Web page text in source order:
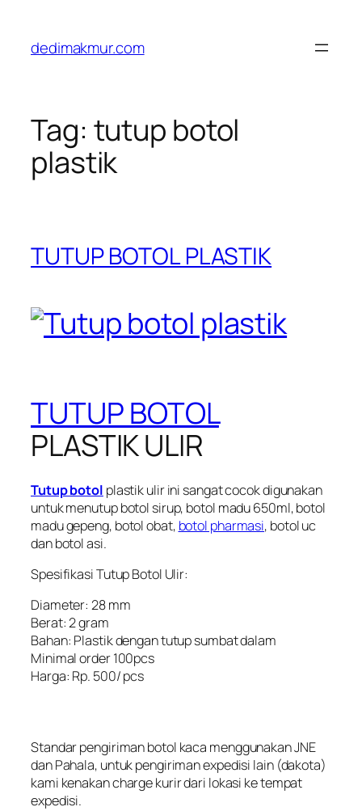
content
dedimakmur.com
Tag: tutup botol
plastik
TUTUP BOTOL PLASTIK
TUTUP BOTOL
PLASTIK ULIR
Tutup botol plastik ulir ini sangat cocok digunakan
untuk menutup botol sirup, botol madu 650ml, botol
madu gepeng, botol obat, botol pharmasi, botol uc
dan botol asi.
Spesifikasi Tutup Botol Ulir:
Diameter: 28 mm
Berat: 2 gram
Bahan: Plastik dengan tutup sumbat dalam
Minimal order 100pcs
Harga: Rp. 500/ pcs
Standar pengirimanbotol kaca menggunakan JNE
dan Pahala, untuk pengiriman expedisi lain (dakota)
kami kenakan charge kurir dari lokasi ke tempat
expedisi.